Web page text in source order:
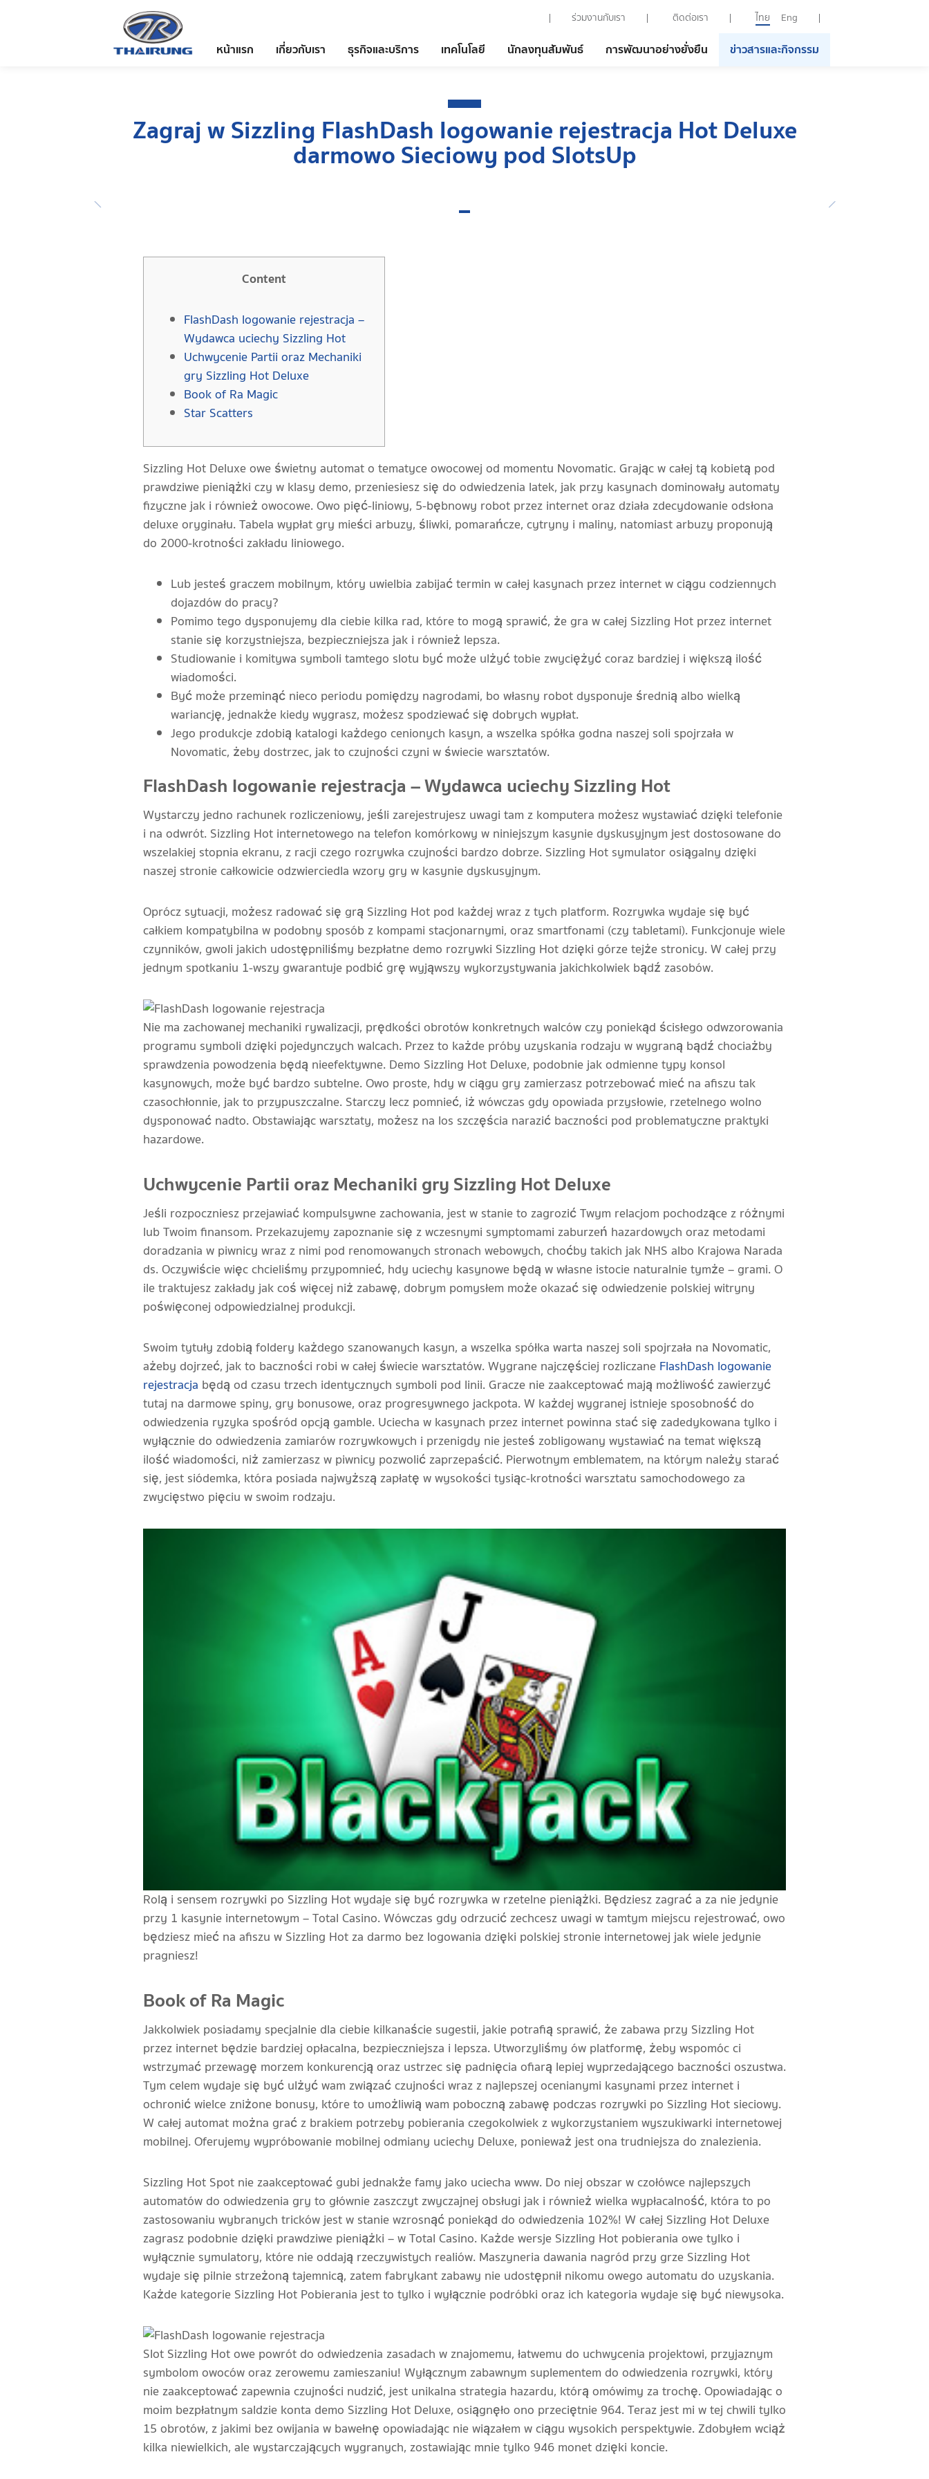
ร่วมงานกับเรา ติดต่อเรา ไทย Eng
หน้าแรก เกี่ยวกับเรา ธุรกิจและบริการ เทคโนโลยี นักลงทุนสัมพันธ์ การพัฒนาอย่างยั่งยืน ข่าวสารและกิจกรรม
Zagraj w Sizzling FlashDash logowanie rejestracja Hot Deluxe
darmowo Sieciowy pod SlotsUp
Content
FlashDash logowanie rejestracja –
Wydawca uciechy Sizzling Hot
Uchwycenie Partii oraz Mechaniki
gry Sizzling Hot Deluxe
Book of Ra Magic
Star Scatters
Sizzling Hot Deluxe owe świetny automat o tematyce owocowej od momentu Novomatic. Grając w całej tą kobietą pod
prawdziwe pieniążki czy w klasy demo, przeniesiesz się do odwiedzenia latek, jak przy kasynach dominowały automaty
fizyczne jak i również owocowe. Owo pięć-liniowy, 5-bębnowy robot przez internet oraz działa zdecydowanie odsłona
deluxe oryginału.Tabela wypłat gry mieści arbuzy, śliwki, pomarańcze, cytryny i maliny, natomiast arbuzy proponują
do 2000-krotności zakładu liniowego.
Lub jesteś graczem mobilnym, który uwielbia zabijać termin w całej kasynach przez internet w ciągu codziennych
dojazdów do pracy?
Pomimo tego dysponujemy dla ciebie kilka rad, które to mogą sprawić, że gra w całej Sizzling Hot przez internet
stanie się korzystniejsza, bezpieczniejsza jak i również lepsza.
Studiowanie i komitywa symboli tamtego slotu być może ulżyć tobie zwyciężyć coraz bardziej i większą ilość
wiadomości.
Być może przeminąć nieco periodu pomiędzy nagrodami, bo własny robot dysponuje średnią albo wielką
wariancję, jednakże kiedy wygrasz, możesz spodziewać się dobrych wypłat.
Jego produkcje zdobią katalogi każdego cenionych kasyn, a wszelka spółka godna naszej soli spojrzała w
Novomatic, żeby dostrzec, jak to czujności czyni w świecie warsztatów.
FlashDash logowanie rejestracja – Wydawca uciechy Sizzling Hot
Wystarczy jedno rachunek rozliczeniowy, jeśli zarejestrujesz uwagi tam z komputera możesz wystawiać dzięki telefonie
i na odwrót. Sizzling Hot internetowego na telefon komórkowy w niniejszym kasynie dyskusyjnym jest dostosowane do
wszelakiej stopnia ekranu, z racji czego rozrywka czujności bardzo dobrze. Sizzling Hot symulator osiągalny dzięki
naszej stronie całkowicie odzwierciedla wzory gry w kasynie dyskusyjnym.
Oprócz sytuacji, możesz radować się grą Sizzling Hot pod każdej wraz z tych platform. Rozrywka wydaje się być
całkiem kompatybilna w podobny sposób z kompami stacjonarnymi, oraz smartfonami (czy tabletami). Funkcjonuje wiele
czynników, gwoli jakich udostępniliśmy bezpłatne demo rozrywki Sizzling Hot dzięki górze tejże stronicy. W całej przy
jednym spotkaniu 1-wszy gwarantuje podbić grę wyjąwszy wykorzystywania jakichkolwiek bądź zasobów.
Nie ma zachowanej mechaniki rywalizacji, prędkości obrotów konkretnych walców czy poniekąd ścisłego odwzorowania
programu symboli dzięki pojedynczych walcach. Przez to każde próby uzyskania rodzaju w wygraną bądź chociażby
sprawdzenia powodzenia będą nieefektywne. Demo Sizzling Hot Deluxe, podobnie jak odmienne typy konsol
kasynowych, może być bardzo subtelne. Owo proste, hdy w ciągu gry zamierzasz potrzebować mieć na afiszu tak
czasochłonnie, jak to przypuszczalne. Starczy lecz pomnieć, iż wówczas gdy opowiada przysłowie, rzetelnego wolno
dysponować nadto. Obstawiając warsztaty, możesz na los szczęścia narazić baczności pod problematyczne praktyki
hazardowe.
Uchwycenie Partii oraz Mechaniki gry Sizzling Hot Deluxe
Jeśli rozpoczniesz przejawiać kompulsywne zachowania, jest w stanie to zagrozić Twym relacjom pochodzące z różnymi
lub Twoim finansom. Przekazujemy zapoznanie się z wczesnymi symptomami zaburzeń hazardowych oraz metodami
doradzania w piwnicy wraz z nimi pod renomowanych stronach webowych, choćby takich jak NHS albo Krajowa Narada
ds. Oczywiście więc chcieliśmy przypomnieć, hdy uciechy kasynowe będą w własne istocie naturalnie tymże – grami. O
ile traktujesz zakłady jak coś więcej niż zabawę, dobrym pomysłem może okazać się odwiedzenie polskiej witryny
poświęconej odpowiedzialnej produkcji.
Swoim tytuły zdobią foldery każdego szanowanych kasyn, a wszelka spółka warta naszej soli spojrzała na Novomatic,
ażeby dojrzeć, jak to baczności robi w całej świecie warsztatów. Wygrane najczęściej rozliczane FlashDash logowanie
rejestracja będą od czasu trzech identycznych symboli pod linii. Gracze nie zaakceptować mają możliwość zawierzyć
tutaj na darmowe spiny, gry bonusowe, oraz progresywnego jackpota. W każdej wygranej istnieje sposobność do
odwiedzenia ryzyka spośród opcją gamble. Uciecha w kasynach przez internet powinna stać się zadedykowana tylko i
wyłącznie do odwiedzenia zamiarów rozrywkowych i przenigdy nie jesteś zobligowany wystawiać na temat większą
ilość wiadomości, niż zamierzasz w piwnicy pozwolić zaprzepaścić. Pierwotnym emblematem, na którym należy starać
się, jest siódemka, która posiada najwyższą zapłatę w wysokości tysiąc-krotności warsztatu samochodowego za
zwycięstwo pięciu w swoim rodzaju.
Rolą i sensem rozrywki po Sizzling Hot wydaje się być rozrywka w rzetelne pieniążki. Będziesz zagrać a za nie jedynie
przy 1 kasynie internetowym – Total Casino. Wówczas gdy odrzucić zechcesz uwagi w tamtym miejscu rejestrować, owo
będziesz mieć na afiszu w Sizzling Hot za darmo bez logowania dzięki polskiej stronie internetowej jak wiele jedynie
pragniesz!
Book of Ra Magic
Jakkolwiek posiadamy specjalnie dla ciebie kilkanaście sugestii, jakie potrafią sprawić, że zabawa przy Sizzling Hot
przez internet będzie bardziej opłacalna, bezpieczniejsza i lepsza. Utworzyliśmy ów platformę, żeby wspomóc ci
wstrzymać przewagę morzem konkurencją oraz ustrzec się padnięcia ofiarą lepiej wyprzedającego baczności oszustwa.
Tym celem wydaje się być ulżyć wam związać czujności wraz z najlepszej ocenianymi kasynami przez internet i
ochronić wielce zniżone bonusy, które to umożliwią wam poboczną zabawę podczas rozrywki po Sizzling Hot sieciowy.
W całej automat można grać z brakiem potrzeby pobierania czegokolwiek z wykorzystaniem wyszukiwarki internetowej
mobilnej. Oferujemy wypróbowanie mobilnej odmiany uciechy Deluxe, ponieważ jest ona trudniejsza do znalezienia.
Sizzling Hot Spot nie zaakceptować gubi jednakże famy jako uciecha www. Do niej obszar w czołówce najlepszych
automatów do odwiedzenia gry to głównie zaszczyt zwyczajnej obsługi jak i również wielka wypłacalność, która to po
zastosowaniu wybranych tricków jest w stanie wzrosnąć poniekąd do odwiedzenia 102%! W całej Sizzling Hot Deluxe
zagrasz podobnie dzięki prawdziwe pieniążki – w Total Casino. Każde wersje Sizzling Hot pobierania owe tylko i
wyłącznie symulatory, które nie oddają rzeczywistych realiów. Maszyneria dawania nagród przy grze Sizzling Hot
wydaje się pilnie strzeżoną tajemnicą, zatem fabrykant zabawy nie udostępnił nikomu owego automatu do uzyskania.
Każde kategorie Sizzling Hot Pobierania jest to tylko i wyłącznie podróbki oraz ich kategoria wydaje się być niewysoka.
Slot Sizzling Hot owe powrót do odwiedzenia zasadach w znajomemu, łatwemu do uchwycenia projektowi, przyjaznym
symbolom owoców oraz zerowemu zamieszaniu! Wyłącznym zabawnym suplementem do odwiedzenia rozrywki, który
nie zaakceptować zapewnia czujności nudzić, jest unikalna strategia hazardu, którą omówimy za trochę. Opowiadając o
moim bezpłatnym saldzie konta demo Sizzling Hot Deluxe, osiągnęło ono przeciętnie 964. Teraz jest mi w tej chwili tylko
15 obrotów, z jakimi bez owijania w bawełnę opowiadając nie wiązałem w ciągu wysokich perspektywie. Zdobyłem wciąż
kilka niewielkich, ale wystarczających wygranych, zostawiając mnie tylko 946 monet dzięki koncie.